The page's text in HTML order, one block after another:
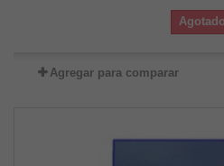
Agotado
Agregar para comparar